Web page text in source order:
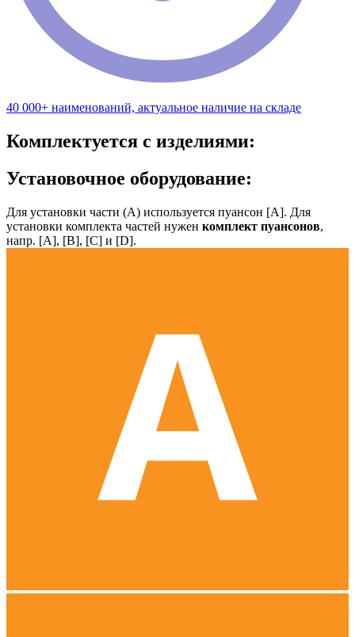
40 000+ наименований, актуальное наличие на складе
Комплектуется с изделиями:
Установочное оборудование:
Для установки части (А) используется пуансон [А]. Для
установки комплекта частей нужен комплект пуансонов,
напр. [А], [B], [С] и [D].